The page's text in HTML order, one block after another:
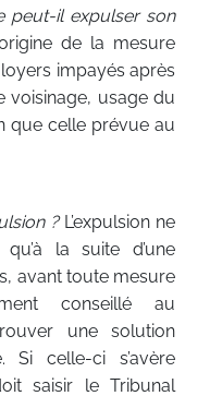
peut-il expulser son
de la mesure
impayés après
voisinage, usage du
que celle prévue au
? L’expulsion ne
la suite d’une
avant toute mesure
conseillé au
une solution
Si celle-ci s’avère
saisir le Tribunal